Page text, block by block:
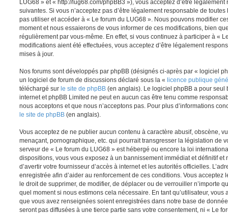
LUG68 » et « http://lug68.com/phpBB3 »), vous acceptez d’être
suivantes. Si vous n’acceptez pas d’être légalement responsable de
pas utiliser et accéder à « Le forum du LUG68 ». Nous pouvons modifier
moment et nous essaierons de vous informer de ces modifications, bien
régulièrement par vous-même. En effet, si vous continuez à participer à «
modifications aient été effectuées, vous acceptez d’être légalement
mises à jour.
Nos forums sont développés par phpBB (désignés ci-après par « logiciel
un logiciel de forum de discussions déclaré sous la « licence publique
téléchargé sur le site de phpBB (en anglais). Le logiciel phpBB a pour seul
internet et phpBB Limited ne peut en aucun cas être tenu comme
nous acceptons et que nous n’acceptons pas. Pour plus d’informations
le site de phpBB (en anglais).
Vous acceptez de ne publier aucun contenu à caractère abusif, obscène,
menaçant, pornographique, etc. qui pourrait transgresser la législation de
serveur de « Le forum du LUG68 » est hébergé ou encore la loi
dispositions, vous vous exposez à un bannissement immédiat et définitif et
d’avertir votre fournisseur d’accès à internet et les autorités officielles.
enregistrée afin d’aider au renforcement de ces conditions. Vous acceptez
le droit de supprimer, de modifier, de déplacer ou de verrouiller n’importe
quel moment si nous estimons cela nécessaire. En tant qu’utilisateur,
que vous avez renseignées soient enregistrées dans notre base de
seront pas diffusées à une tierce partie sans votre consentement, ni « Le